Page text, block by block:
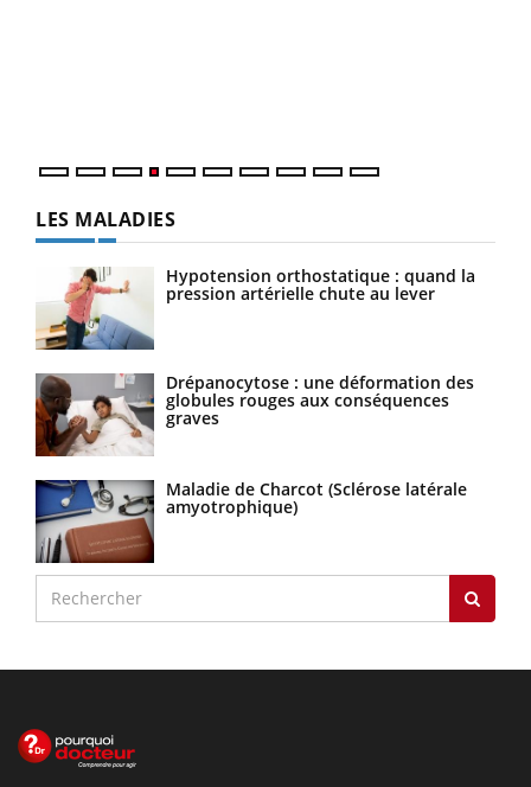
LES MALADIES
Hypotension orthostatique : quand la
pression artérielle chute au lever
Drépanocytose : une déformation des
globules rouges aux conséquences
graves
Maladie de Charcot (Sclérose latérale
amyotrophique)